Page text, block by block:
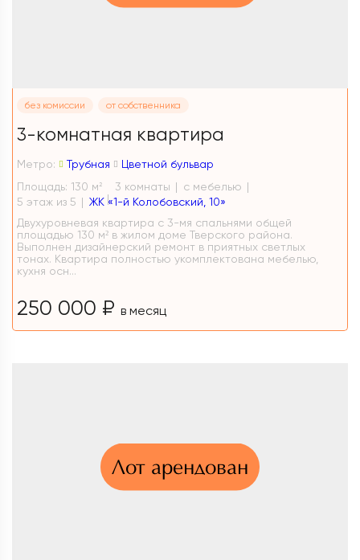
без комиссии от собственника
3-комнатная квартира
Метро: Трубная
Цветной бульвар
Площадь: 130 м 2 3 комнаты
с мебелью
5 этаж из 5
ЖК «1-й Колобовский, 10»
Двухуровневая квартира с 3-мя спальнями общей
площадью 130 м² в жилом доме Тверского района.
Выполнен дизайнерский ремонт в приятных светлых
тонах. Квартира полностью укомплектована мебелью,
кухня осн...
250 000 ₽ в месяц
Лот арендован